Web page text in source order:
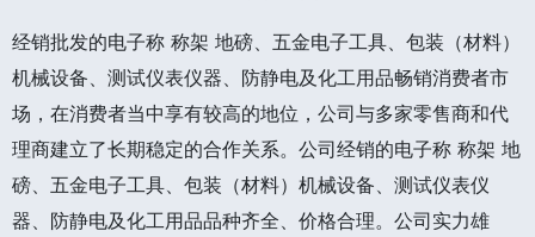
经销批发的电子称 称架 地磅、五金电子工具、包装（材料）
机械设备、测试仪表仪器、防静电及化工用品畅销消费者市
场，在消费者当中享有较高的地位，公司与多家零售商和代
理商建立了长期稳定的合作关系。公司经销的电子称 称架 地
磅、五金电子工具、包装（材料）机械设备、测试仪表仪
器、防静电及化工用品品种齐全、价格合理。公司实力雄